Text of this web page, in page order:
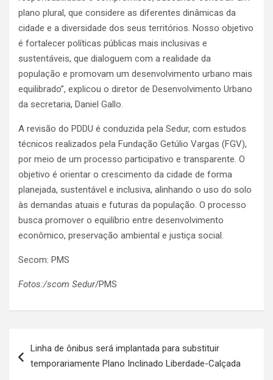
plano plural, que considere as diferentes dinâmicas da
cidade e a diversidade dos seus territórios. Nosso objetivo
é fortalecer políticas públicas mais inclusivas e
sustentáveis, que dialoguem com a realidade da
população e promovam um desenvolvimento urbano mais
equilibrado”, explicou o diretor de Desenvolvimento Urbano
da secretaria, Daniel Gallo.
A revisão do PDDU é conduzida pela Sedur, com estudos
técnicos realizados pela Fundação Getúlio Vargas (FGV),
por meio de um processo participativo e transparente. O
objetivo é orientar o crescimento da cidade de forma
planejada, sustentável e inclusiva, alinhando o uso do solo
às demandas atuais e futuras da população. O processo
busca promover o equilíbrio entre desenvolvimento
econômico, preservação ambiental e justiça social.
Secom: PMS
Fotos:/scom Sedur/PMS
de
Linha de ônibus será implantada para substituir
temporariamente Plano Inclinado Liberdade-Calçada